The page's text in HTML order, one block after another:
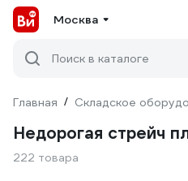
Москва
Поиск в каталоге
Главная / Складское
Недорогая стрейч
222 товара